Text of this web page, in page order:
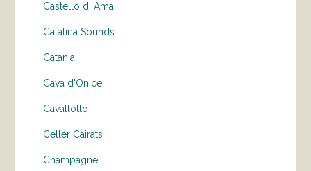
Castello di Ama
Catalina Sounds
Catania
Cava d'Onice
Cavallotto
Celler Cairats
Champagne